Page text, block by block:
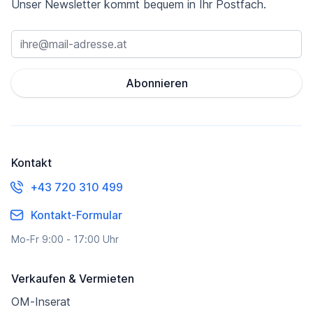
Unser Newsletter kommt bequem in Ihr Postfach.
Abonnieren
Kontakt
+43 720 310 499
Kontakt-Formular
Mo-Fr 9:00 - 17:00 Uhr
Verkaufen & Vermieten
OM-Inserat